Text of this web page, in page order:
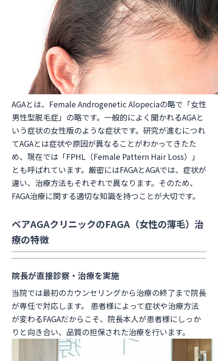
AGAとは、Female Androgenetic Alopeciaの略で「女性
男性型脱毛症」の略です。一般的によく聞かれるAGAと
いう症状の女性版のような症状です。研究が進むにつれ
てAGAとは症状や原因が異なることがわかってきたた
め、現在では「FPHL（Female Pattern Hair Loss）」
とも呼ばれています。厳密にはFAGAとAGAでは、症状が
違い、治療方法もそれぞれで異なります。そのため、
FAGA治療に関する適切な知識を持つことが大切です。
ベアAGAクリニックのFAGA （女性の薄毛） 治
療の特徴
院長が直接診察・治療を実施
当院では最初のカウンセリングから治療の終了まで院長
が専任で対応します。 患者様によって症状や治療方法
が変わるFAGAだからこそ、院長本人が患者様にしっか
りと向き合い、品質の担保された治療を行います。